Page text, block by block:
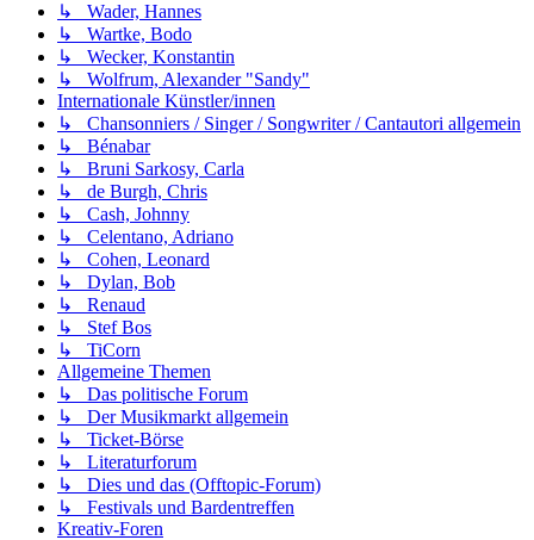
↳ Wader, Hannes
↳ Wartke, Bodo
↳ Wecker, Konstantin
↳ Wolfrum, Alexander "Sandy"
Internationale Künstler/innen
↳ Chansonniers / Singer / Songwriter / Cantautori allgemein
↳ Bénabar
↳ Bruni Sarkosy, Carla
↳ de Burgh, Chris
↳ Cash, Johnny
↳ Celentano, Adriano
↳ Cohen, Leonard
↳ Dylan, Bob
↳ Renaud
↳ Stef Bos
↳ TiCorn
Allgemeine Themen
↳ Das politische Forum
↳ Der Musikmarkt allgemein
↳ Ticket-Börse
↳ Literaturforum
↳ Dies und das (Offtopic-Forum)
↳ Festivals und Bardentreffen
Kreativ-Foren